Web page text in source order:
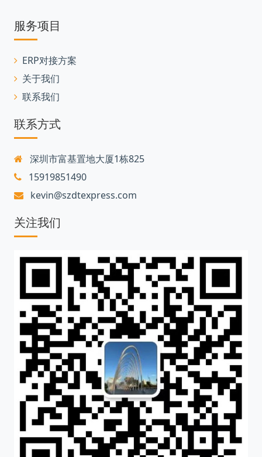
服务项目
ERP对接方案
关于我们
联系我们
联系方式
深圳市富基置地大厦1栋825
15919851490
kevin@szdtexpress.com
关注我们